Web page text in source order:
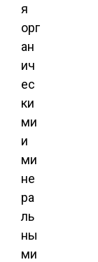
я
орг
ан
ич
ес
ки
ми
и
ми
не
ра
ль
ны
ми